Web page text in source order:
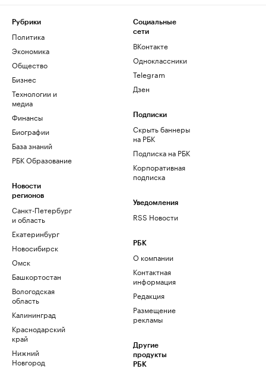
Рубрики
Политика
Экономика
Общество
Бизнес
Технологии и
медиа
Финансы
Биографии
База знаний
РБК Образование
Новости
регионов
Санкт-Петербург
и область
Екатеринбург
Новосибирск
Омск
Башкортостан
Вологодская
область
Калининград
Краснодарский
край
Нижний
Новгород
Социальные
сети
ВКонтакте
Одноклассники
Telegram
Дзен
Подписки
Скрыть баннеры
на РБК
Подписка на РБК
Корпоративная
подписка
Уведомления
RSS Новости
РБК
О компании
Контактная
информация
Редакция
Размещение
рекламы
Другие
продукты
РБК